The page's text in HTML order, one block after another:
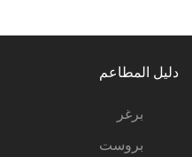
دليل المطاعم
برغر
بروست